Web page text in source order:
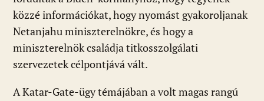
közzé információkat, hogy nyomást gyakoroljanak
Netanjahu miniszterelnökre, és hogy a
miniszterelnök családja titkosszolgálati
szervezetek célpontjává vált.
A Katar-Gate-ügy témájában a volt magas rangú